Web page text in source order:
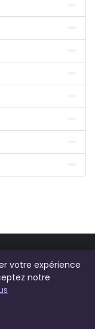
dernières actualités,
votre expérience
notre